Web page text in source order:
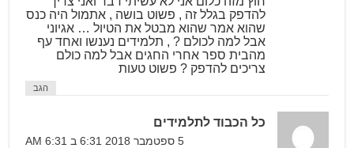
להדפק בגלל זה , פשוט בושה , אתמול היה כנס
שהוא אמר שהוא מבטל את הטיול … אגיוני
אבל למה לכולם ? , תלמידים נענשו ואחד עף
מהבית ספר אחרי החגים אבל למה כולם
צריכים להדפק ? פשוט טעות
הגב
כל הכבוד לתלמידים
5 ספטמבר 2018 6:31 ב 6:31 AM